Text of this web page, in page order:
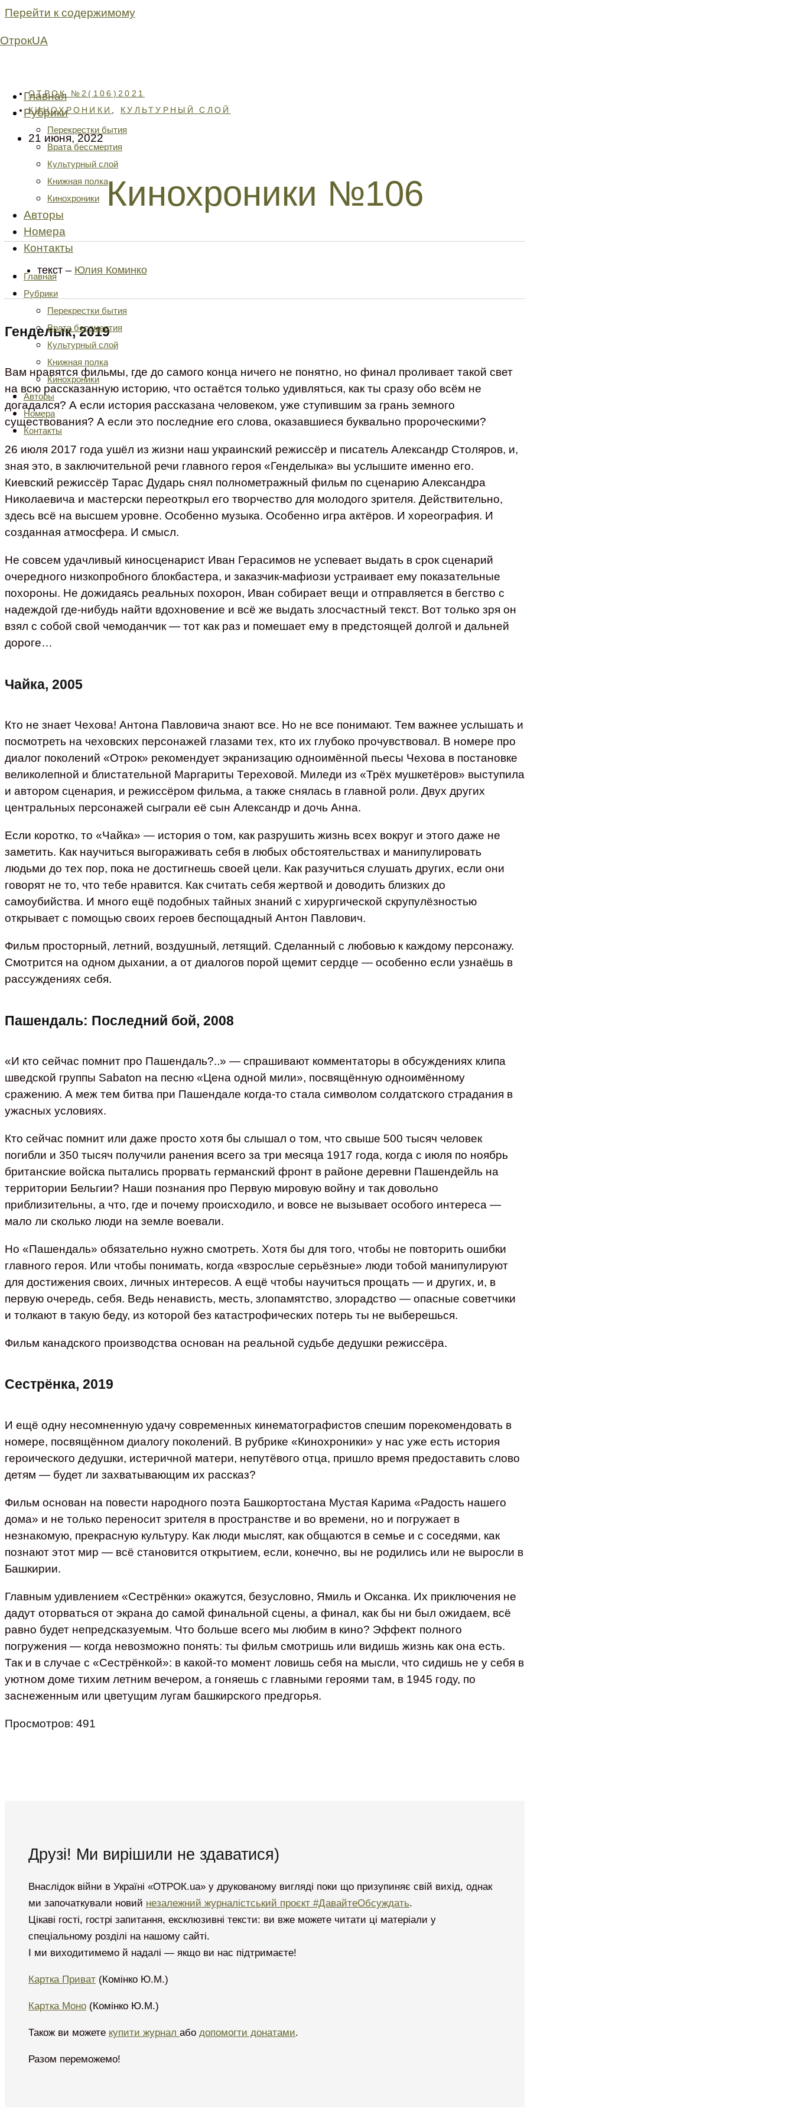
Перейти к содержимому
ОтрокUA
Главная
Рубрики
Перекрестки бытия
Врата бессмертия
Культурный слой
Книжная полка
Кинохроники
Авторы
Номера
Контакты
Главная
Рубрики
Перекрестки бытия
Врата бессмертия
Культурный слой
Книжная полка
Кинохроники
Авторы
Номера
Контакты
ОТРОК №2(106)2021
КИНОХРОНИКИ
КУЛЬТУРНЫЙ СЛОЙ
21 июня, 2022
Кинохроники №106
текст – Юлия Коминко
Генделык, 2019
Вам нравятся фильмы, где до самого конца ничего не понятно, но финал проливает такой свет
на всю рассказанную историю, что остаётся только удивляться, как ты сразу обо всём не
догадался? А если история рассказана человеком, уже ступившим за грань земного
существования? А если это последние его слова, оказавшиеся буквально пророческими?
26 июля 2017 года ушёл из жизни наш украинский режиссёр и писатель Александр Столяров, и,
зная это, в заключительной речи главного героя «Генделыка» вы услышите именно его.
Киевский режиссёр Тарас Дударь снял полнометражный фильм по сценарию Александра
Николаевича и мастерски переоткрыл его творчество для молодого зрителя. Действительно,
здесь всё на высшем уровне. Особенно музыка. Особенно игра актёров. И хореография. И
созданная атмосфера. И смысл.
Не совсем удачливый киносценарист Иван Герасимов не успевает выдать в срок сценарий
очередного низкопробного блокбастера, и заказчик-мафиози устраивает ему показательные
похороны. Не дожидаясь реальных похорон, Иван собирает вещи и отправляется в бегство с
надеждой где‑нибудь найти вдохновение и всё же выдать злосчастный текст. Вот только зря он
взял с собой свой чемоданчик — тот как раз и помешает ему в предстоящей долгой и дальней
дороге…
Чайка, 2005
Кто не знает Чехова! Антона Павловича знают все. Но не все понимают. Тем важнее услышать и
посмотреть на чеховских персонажей глазами тех, кто их глубоко прочувствовал. В номере про
диалог поколений «Отрок» рекомендует экранизацию одноимённой пьесы Чехова в постановке
великолепной и блистательной Маргариты Тереховой. Миледи из «Трёх мушкетёров» выступила
и автором сценария, и режиссёром фильма, а также снялась в главной роли. Двух других
центральных персонажей сыграли её сын Александр и дочь Анна.
Если коротко, то «Чайка» — история о том, как разрушить жизнь всех вокруг и этого даже не
заметить. Как научиться выгораживать себя в любых обстоятельствах и манипулировать
людьми до тех пор, пока не достигнешь своей цели. Как разучиться слушать других, если они
говорят не то, что тебе нравится. Как считать себя жертвой и доводить близких до
самоубийства. И много ещё подобных тайных знаний с хирургической скрупулёзностью
открывает с помощью своих героев беспощадный Антон Павлович.
Фильм просторный, летний, воздушный, летящий. Сделанный с любовью к каждому персонажу.
Смотрится на одном дыхании, а от диалогов порой щемит сердце — особенно если узнаёшь в
рассуждениях себя.
Пашендаль: Последний бой, 2008
«И кто сейчас помнит про Пашендаль?..» — спрашивают комментаторы в обсуждениях клипа
шведской группы Sabaton на песню «Цена одной мили», посвящённую одноимённому
сражению. А меж тем битва при Пашендале когда‑то стала символом солдатского страдания в
ужасных условиях.
Кто сейчас помнит или даже просто хотя бы слышал о том, что свыше 500 тысяч человек
погибли и 350 тысяч получили ранения всего за три месяца 1917 года, когда с июля по ноябрь
британские войска пытались прорвать германский фронт в районе деревни Пашендейль на
территории Бельгии? Наши познания про Первую мировую войну и так довольно
приблизительны, а что, где и почему происходило, и вовсе не вызывает особого интереса —
мало ли сколько люди на земле воевали.
Но «Пашендаль» обязательно нужно смотреть. Хотя бы для того, чтобы не повторить ошибки
главного героя. Или чтобы понимать, когда «взрослые серьёзные» люди тобой манипулируют
для достижения своих, личных интересов. А ещё чтобы научиться прощать — и других, и, в
первую очередь, себя. Ведь ненависть, месть, злопамятство, злорадство — опасные советчики
и толкают в такую беду, из которой без катастрофических потерь ты не выберешься.
Фильм канадского производства основан на реальной судьбе дедушки режиссёра.
Сестрёнка, 2019
И ещё одну несомненную удачу современных кинематографистов спешим порекомендовать в
номере, посвящённом диалогу поколений. В рубрике «Кинохроники» у нас уже есть история
героического дедушки, истеричной матери, непутёвого отца, пришло время предоставить слово
детям — будет ли захватывающим их рассказ?
Фильм основан на повести народного поэта Башкортостана Мустая Карима «Радость нашего
дома» и не только переносит зрителя в пространстве и во времени, но и погружает в
незнакомую, прекрасную культуру. Как люди мыслят, как общаются в семье и с соседями, как
познают этот мир — всё становится открытием, если, конечно, вы не родились или не выросли в
Башкирии.
Главным удивлением «Сестрёнки» окажутся, безусловно, Ямиль и Оксанка. Их приключения не
дадут оторваться от экрана до самой финальной сцены, а финал, как бы ни был ожидаем, всё
равно будет непредсказуемым. Что больше всего мы любим в кино? Эффект полного
погружения — когда невозможно понять: ты фильм смотришь или видишь жизнь как она есть.
Так и в случае с «Сестрёнкой»: в какой‑то момент ловишь себя на мысли, что сидишь не у себя в
уютном доме тихим летним вечером, а гоняешь с главными героями там, в 1945 году, по
заснеженным или цветущим лугам башкирского предгорья.
Просмотров: 491
Друзі! Ми вирішили не здаватися)
Внаслідок війни в Україні «ОТРОК.ua» у друкованому вигляді поки що призупиняє свій вихід, однак
ми започаткували новий незалежний журналістський проєкт #ДавайтеОбсуждать.
Цікаві гості, гострі запитання, ексклюзивні тексти: ви вже можете читати ці матеріали у
спеціальному розділі на нашому сайті.
І ми виходитимемо й надалі — якщо ви нас підтримаєте!
Картка Приват (Комінко Ю.М.)
Картка Моно (Комінко Ю.М.)
Також ви можете купити журнал або допомогти донатами.
Разом переможемо!